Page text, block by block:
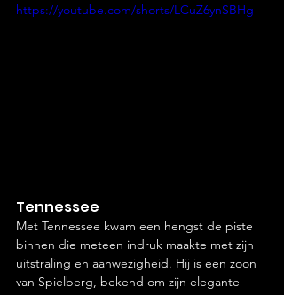
https://youtube.com/shorts/LCuZ6ynSBHg
Tennessee
Met Tennessee kwam een hengst de piste
binnen die meteen indruk maakte met zijn
uitstraling en aanwezigheid. Hij is een zoon
van Spielberg, bekend om zijn elegante